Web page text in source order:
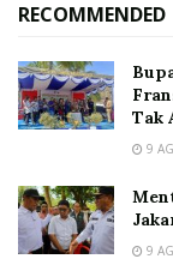
RECOMMENDED
Tak
9
9